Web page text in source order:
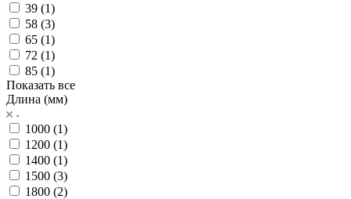
39 (1)
58 (3)
65 (1)
72 (1)
85 (1)
Показать все
Длина (мм)
1000 (1)
1200 (1)
1400 (1)
1500 (3)
1800 (2)